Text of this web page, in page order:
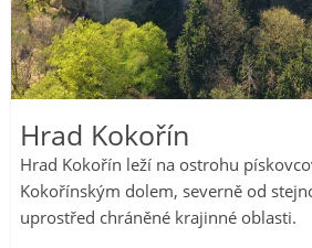
Hrad Kokořín
Hrad Kokořín leží na ostrohu
Kokořínským dolem, severně od
uprostřed chráněné krajinné oblasti.